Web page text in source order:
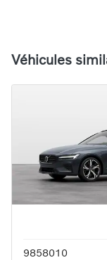
Véhicules
9858010